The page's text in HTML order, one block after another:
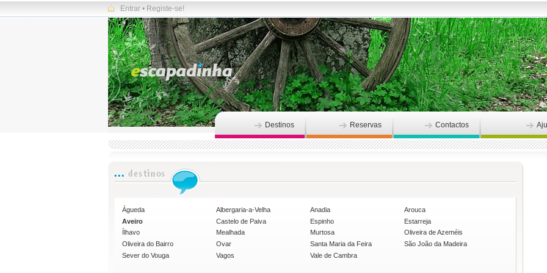
Entrar • Registe-se!
Destinos Reservas Contactos
Águeda Albergaria-a-Velha Anadia
Arouca
Aveiro
Castelo de Paiva Espinho
Estarreja
Ílhavo
Mealhada Murtosa
Oliveira de Azeméis
Oliveira do Bairro
Ovar Santa Maria da Feira
São João da Madeira
Sever do Vouga
Vagos Vale de Cambra